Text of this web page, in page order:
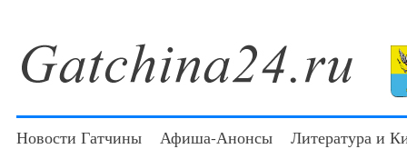
Новости Гатчины Афиша-Анонсы
Литература и